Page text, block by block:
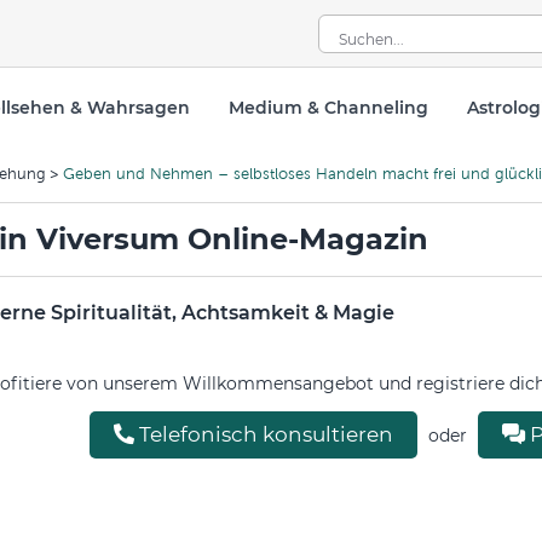
& Wahrsagen Medium & Channeling
Geben und Nehmen – selbstloses Handeln macht frei und
Viversum Online-Magazin
Spiritualität, Achtsamkeit & Magie
von unserem Willkommensangebot und registriere
Telefonisch konsultieren oder